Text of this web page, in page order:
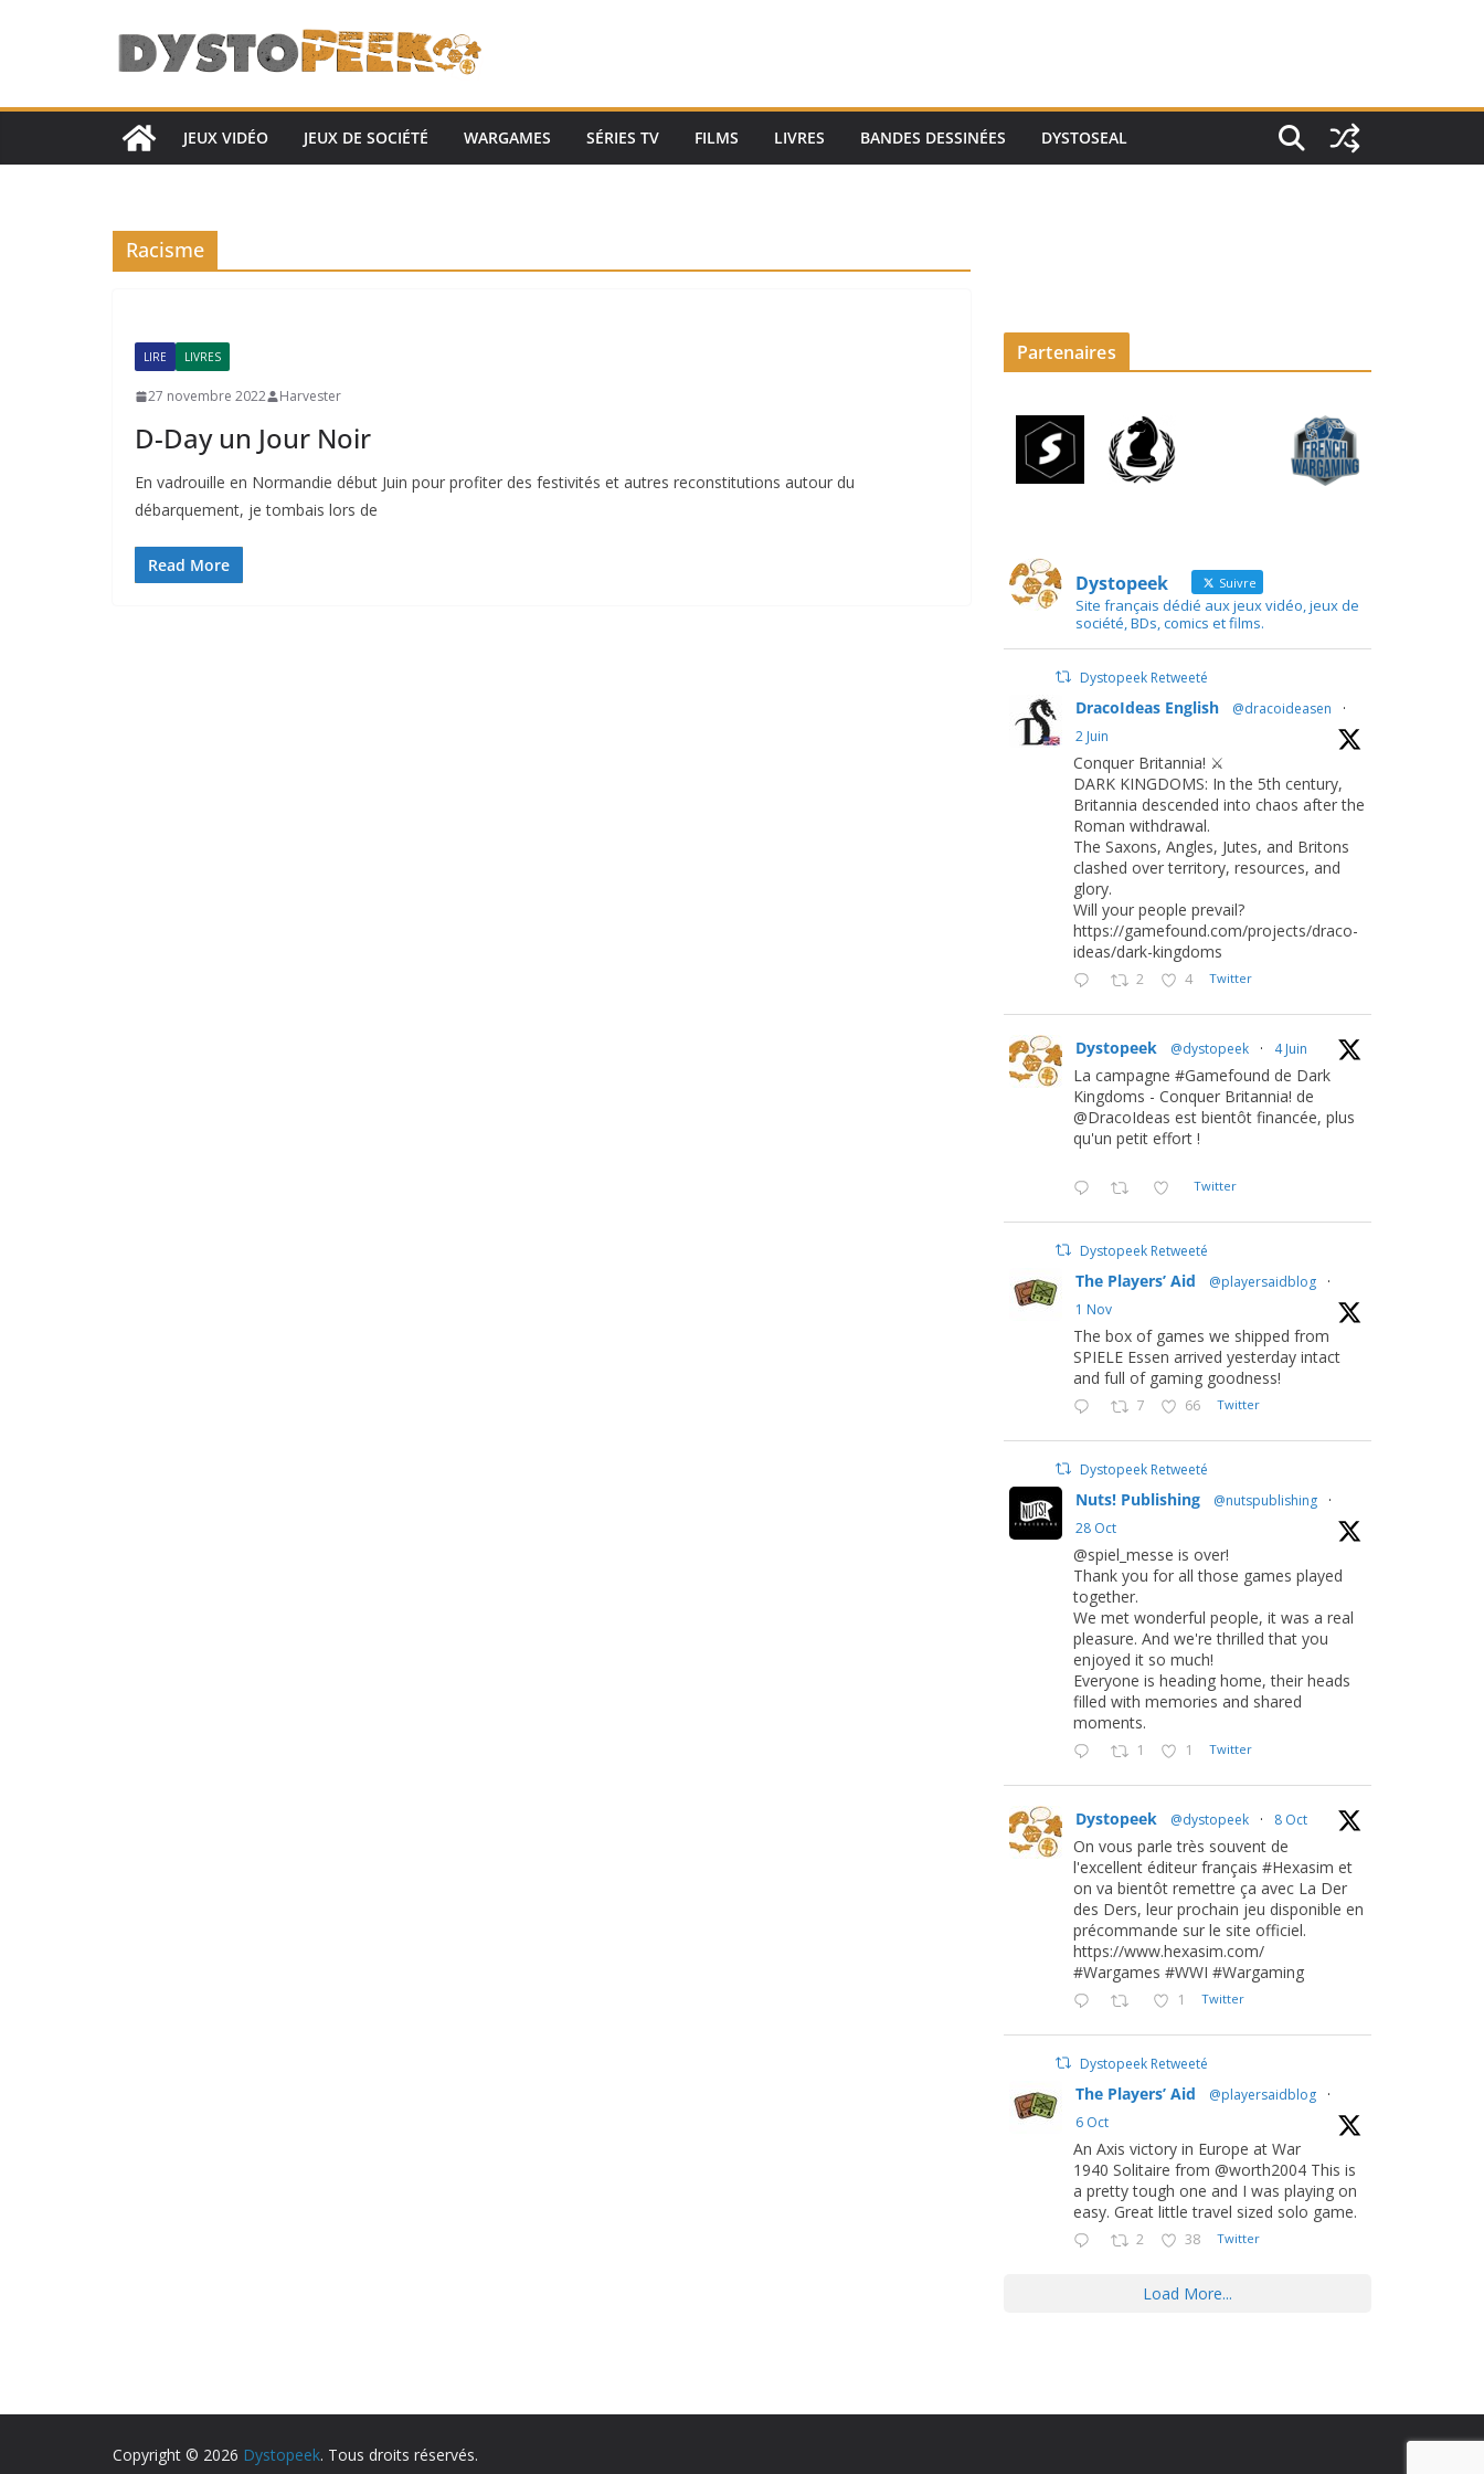
JEUX VIDÉO JEUX DE SOCIÉTÉ WARGAMES SÉRIES TV FILMS LIVRES BANDES DESSINÉES DYSTOSEAL
Racisme
LIRE LIVRES
27 novembre 2022 Harvester
D-Day un Jour Noir
En vadrouille en Normandie début Juin pour profiter des festivités et autres reconstitutions autour du
débarquement, je tombais lors de
Read More
Partenaires
Dystopeek Suivre
Site français dédié aux jeux vidéo, jeux de
société, BDs, comics et films.
Dystopeek Retweeté
DracoIdeas English @dracoideasen
·
2 Juin
Conquer Britannia! ⚔️
DARK KINGDOMS: In the 5th century,
Britannia descended into chaos after the
Roman withdrawal.
The Saxons, Angles, Jutes, and Britons
clashed over territory, resources, and
glory.
Will your people prevail?
https://gamefound.com/projects/draco-
ideas/dark-kingdoms
2 4 Twitter
Dystopeek @dystopeek · 4 Juin
La campagne #Gamefound de Dark
Kingdoms - Conquer Britannia! de
@DracoIdeas est bientôt financée, plus
qu'un petit effort !
Twitter
Dystopeek Retweeté
The Players’ Aid @playersaidblog
·
1 Nov
The box of games we shipped from
SPIELE Essen arrived yesterday intact
and full of gaming goodness!
7 66 Twitter
Dystopeek Retweeté
Nuts! Publishing @nutspublishing
·
28 Oct
@spiel_messe is over!
Thank you for all those games played
together.
We met wonderful people, it was a real
pleasure. And we're thrilled that you
enjoyed it so much!
Everyone is heading home, their heads
filled with memories and shared
moments.
1 1 Twitter
Dystopeek @dystopeek · 8 Oct
On vous parle très souvent de
l'excellent éditeur français #Hexasim et
on va bientôt remettre ça avec La Der
des Ders, leur prochain jeu disponible en
précommande sur le site officiel.
https://www.hexasim.com/
#Wargames #WWI #Wargaming
1 Twitter
Dystopeek Retweeté
The Players’ Aid @playersaidblog
·
6 Oct
An Axis victory in Europe at War
1940 Solitaire from @worth2004 This is
a pretty tough one and I was playing on
easy. Great little travel sized solo game.
2 38 Twitter
Load More...
Copyright © 2026 Dystopeek. Tous droits réservés.